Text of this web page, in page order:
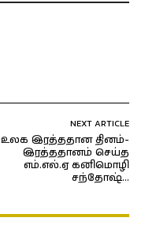
NEXT ARTICLE
உலக இரத்ததான தினம்-
இரத்ததானம் செய்த
எம்.எல்.ஏ கனிமொழி
சந்தோஷ்…